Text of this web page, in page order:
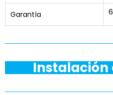
Garantía
Instalación